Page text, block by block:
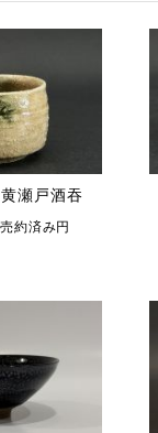
瀬戸酒吞
約済み円